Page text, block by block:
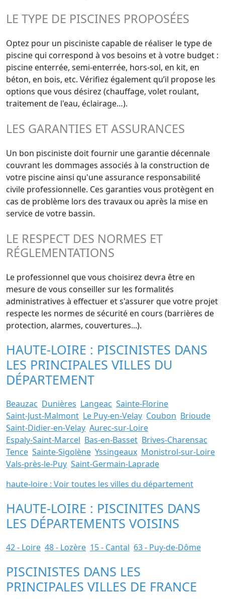
LE TYPE DE PISCINES PROPOSÉES
Optez pour un pisciniste capable de réaliser le type de
piscine qui correspond à vos besoins et à votre budget :
piscine enterrée, semi-enterrée, hors-sol, en kit, en
béton, en bois, etc. Vérifiez également qu’il propose les
options que vous désirez (chauffage, volet roulant,
traitement de l'eau, éclairage…).
LES GARANTIES ET ASSURANCES
Un bon pisciniste doit fournir une garantie décennale
couvrant les dommages associés à la construction de
votre piscine ainsi qu'une assurance responsabilité
civile professionnelle. Ces garanties vous protègent en
cas de problème lors des travaux ou après la mise en
service de votre bassin.
LE RESPECT DES NORMES ET
RÉGLEMENTATIONS
Le professionnel que vous choisirez devra être en
mesure de vous conseiller sur les formalités
administratives à effectuer et s'assurer que votre projet
respecte les normes de sécurité en cours (barrières de
protection, alarmes, couvertures...).
HAUTE-LOIRE : PISCINISTES DANS
LES PRINCIPALES VILLES DU
DÉPARTEMENT
Beauzac Dunières Langeac Sainte-Florine
Saint-Just-Malmont Le Puy-en-Velay Coubon Brioude
Saint-Didier-en-Velay Aurec-sur-Loire
Espaly-Saint-Marcel Bas-en-Basset Brives-Charensac
Tence Sainte-Sigolène Yssingeaux Monistrol-sur-Loire
Vals-près-le-Puy Saint-Germain-Laprade
haute-loire : Voir toutes les villes du département
HAUTE-LOIRE : PISCINITES DANS
LES DÉPARTEMENTS VOISINS
42 - Loire 48 - Lozère 15 - Cantal 63 - Puy-de-Dôme
PISCINISTES DANS LES
PRINCIPALES VILLES DE FRANCE